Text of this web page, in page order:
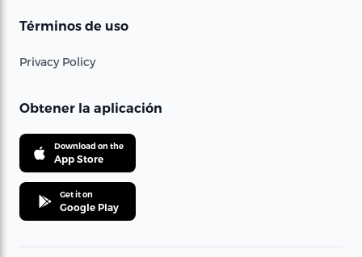
Términos de uso
Privacy Policy
Obtener la aplicación
Download on the
App Store
Get it on
Google Play